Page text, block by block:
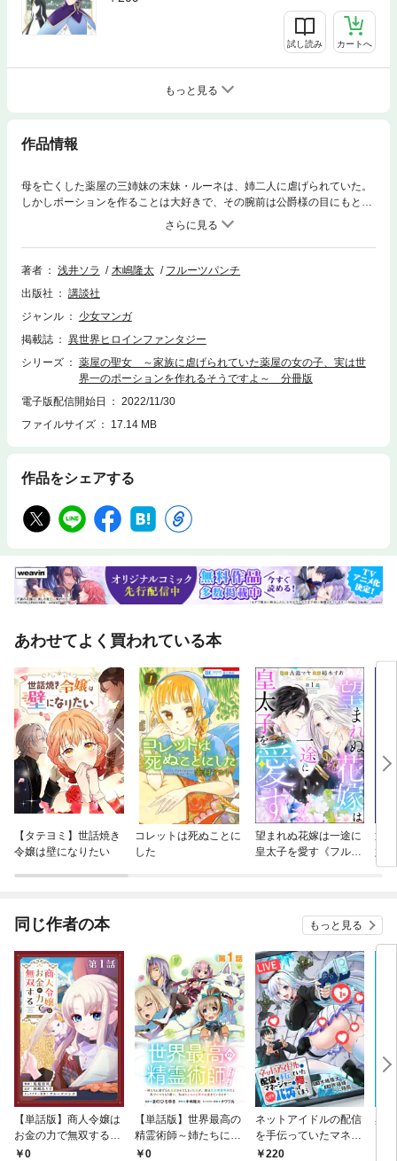
試し読み カートへ
もっと見る
作品情報
母を亡くした薬屋の三姉妹の末妹・ルーネは、姉二人に虐げられていた。
しかしポーションを作ることは大好きで、その腕前は公爵様の目にもとま
るほどだった。ポジティブっ娘のポーション生活開始！【第1話】を収
著者 浅井ソラ 木嶋隆太
フルーツパンチ
出版社
講談社
ジャンル
少女マンガ
掲載誌
異世界ヒロインファンタジー
シリーズ
薬屋の聖女 ～家族に虐げられていた薬屋の女の子、実は世
界一のポーションを作れるそうですよ～ 分冊版
電子版配信開始日
2022/11/30
ファイルサイズ
17.14 MB
作品をシェアする
あわせてよく買われている本
【タテヨミ】世話焼き
令嬢は壁になりたい
コレットは死ぬことに
した
望まれぬ花嫁は一途に
皇太子を愛す《フルカ
辺
嫁
が
同じ作者の本 もっと見る
【単話版】商人令嬢は
お金の力で無双する@
COMIC 第1話
0
【単話版】世界最高の
精霊術師～姉たちに虐
げられ追放されてしま
0
ネットアイドルの配信
を手伝っていたマネー
ジャーの俺、なぜかバ
220
異